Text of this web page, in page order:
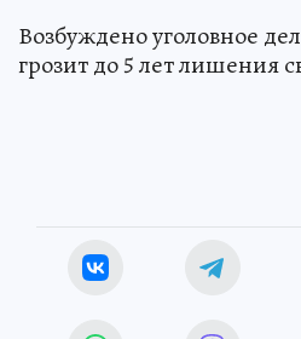
Возбуждено уголовное
грозит до 5 лет лишения